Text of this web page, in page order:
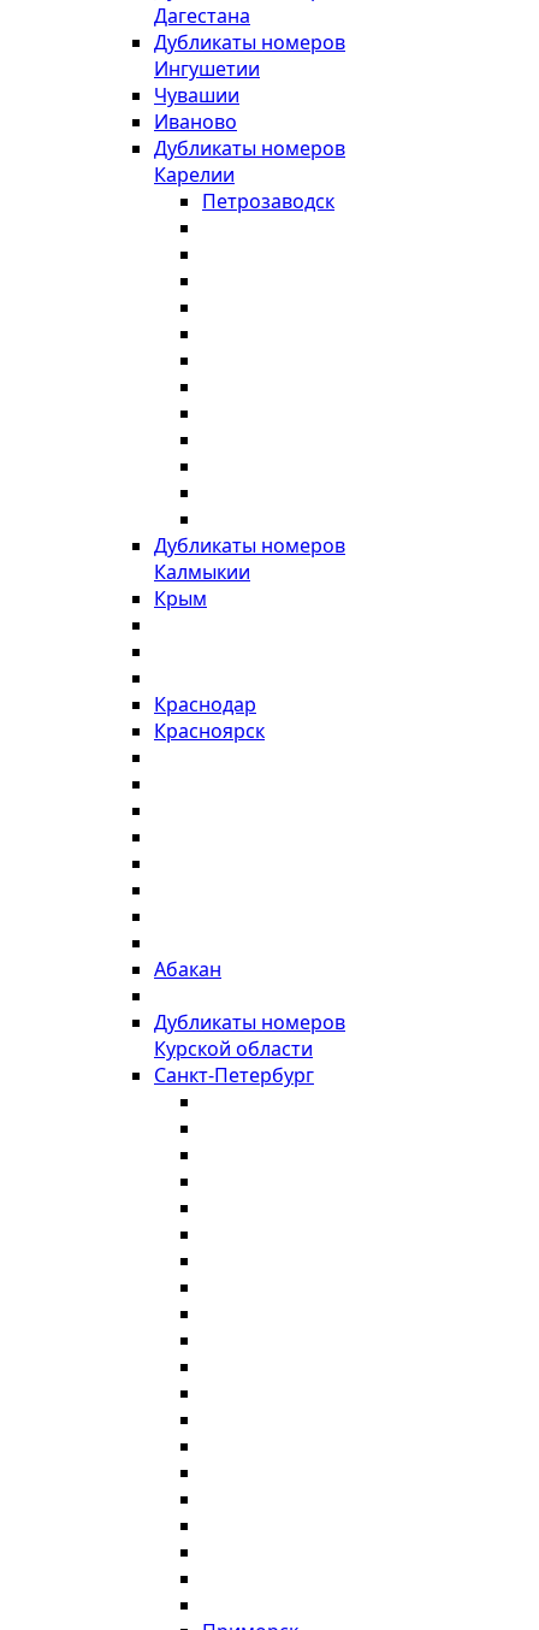
Дагестана
Дубликаты номеров
Ингушетии
Чувашии
Иваново
Дубликаты номеров
Карелии
Петрозаводск
Дубликаты номеров
Калмыкии
Крым
Краснодар
Красноярск
Абакан
Дубликаты номеров
Курской области
Санкт-Петербург